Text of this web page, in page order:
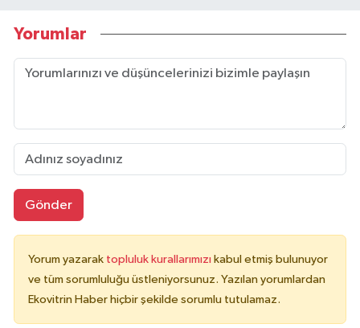
Yorumlar
Gönder
Yorum yazarak topluluk kurallarımızı kabul etmiş bulunuyor
ve tüm sorumluluğu üstleniyorsunuz. Yazılan yorumlardan
Ekovitrin Haber hiçbir şekilde sorumlu tutulamaz.